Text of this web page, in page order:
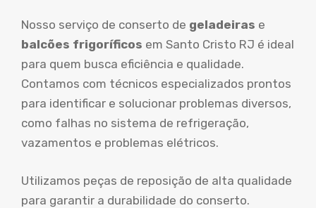
Nosso serviço de conserto de geladeiras e
balcões frigoríficos em Santo Cristo RJ é ideal
para quem busca eficiência e qualidade.
Contamos com técnicos especializados prontos
para identificar e solucionar problemas diversos,
como falhas no sistema de refrigeração,
vazamentos e problemas elétricos.
Utilizamos peças de reposição de alta qualidade
para garantir a durabilidade do conserto.